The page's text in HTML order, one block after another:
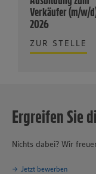
Verkäufer (m/w/
2026
ZUR STELLE
Ergreifen Sie
Nichts dabei? Wir
Jetzt bewerben